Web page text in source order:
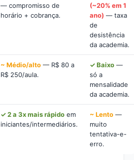
— compromisso de
horário + cobrança.
(~20% em 1
ano) — taxa
de
desistência
da academia.
~ Médio/alto — R$ 80 a
R$ 250/aula.
✓ Baixo —
só a
mensalidade
da academia.
✓ 2 a 3x mais rápido em
iniciantes/intermediários.
~ Lento —
muito
tentativa-e-
erro.